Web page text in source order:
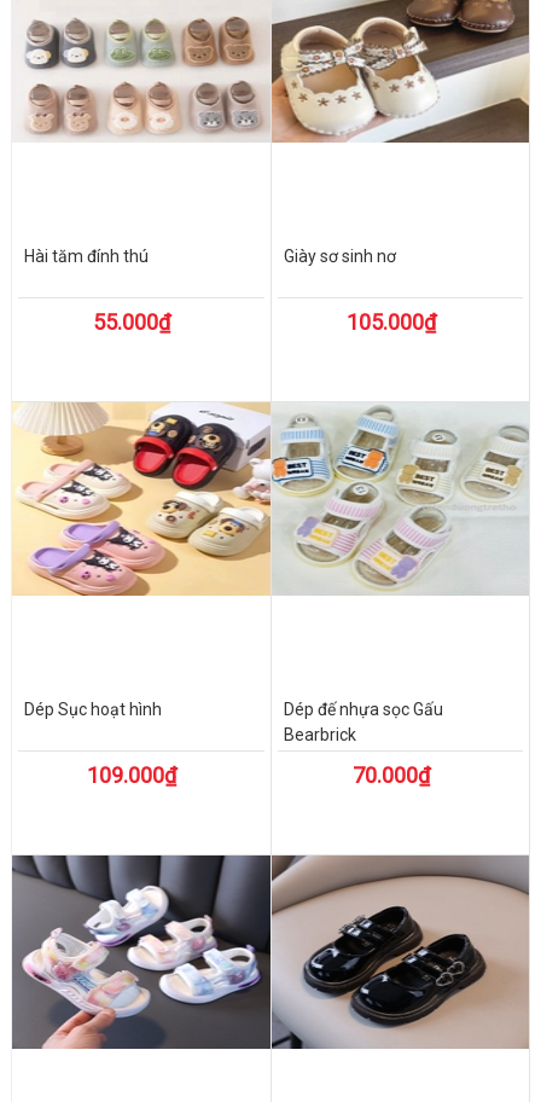
Hài tăm đính thú
55.000₫
Giày sơ sinh nơ
105.000₫
Dép Sục hoạt hình
109.000₫
Dép đế nhựa sọc Gấu
Bearbrick
70.000₫